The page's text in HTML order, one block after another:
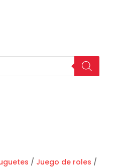
/ Juego de roles /